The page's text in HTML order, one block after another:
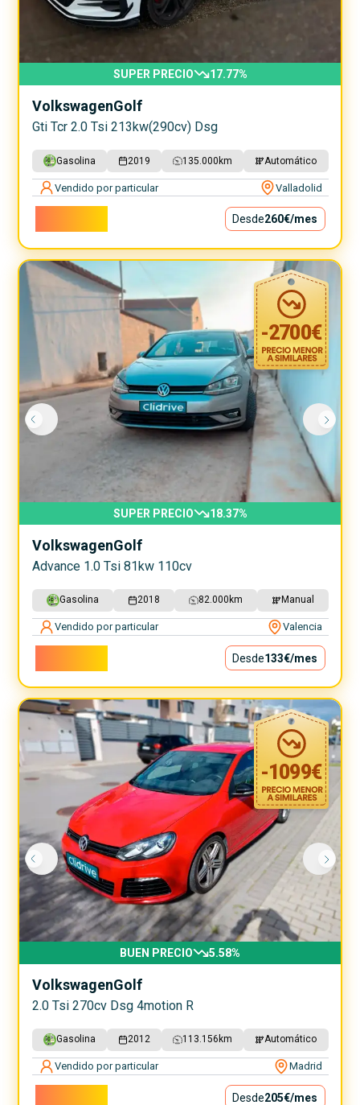
SUPER PRECIO 17.77%
VolkswagenGolf
Gti Tcr 2.0 Tsi 213kw(290cv) Dsg
Gasolina 2019 135.000 km Automático
Vendido por particular Valladolid
Desde260€/mes
-2700€
SUPER PRECIO 18.37%
VolkswagenGolf
Advance 1.0 Tsi 81kw 110cv
Gasolina 2018 82.000 km Manual
Vendido por particular Valencia
Desde133€/mes
-1099€
BUEN PRECIO 5.58%
VolkswagenGolf
2.0 Tsi 270cv Dsg 4motion R
Gasolina 2012 113.156 km Automático
Vendido por particular Madrid
Desde205€/mes